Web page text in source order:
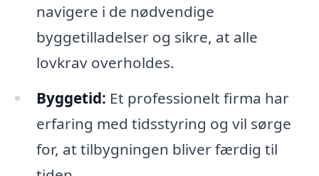
navigere i de nødvendige
byggetilladelser og sikre, at alle
lovkrav overholdes.
Byggetid: Et professionelt firma har
erfaring med tidsstyring og vil sørge
for, at tilbygningen bliver færdig til